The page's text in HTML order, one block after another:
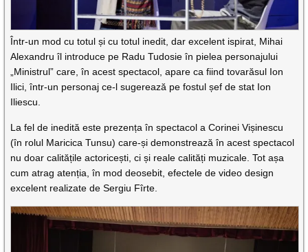
Într-un mod cu totul și cu totul inedit, dar excelent ispirat, Mihai
Alexandru îl introduce pe Radu Tudosie în pielea personajului
„Ministrul” care, în acest spectacol, apare ca fiind tovarăsul Ion
Ilici, într-un personaj ce-l sugerează pe fostul șef de stat Ion
Iliescu.
La fel de inedită este prezența în spectacol a Corinei Vișinescu
(în rolul Maricica Tunsu) care-și demonstrează în acest spectacol
nu doar calitățile actoricești, ci și reale calități muzicale. Tot așa
cum atrag atenția, în mod deosebit, efectele de video design
excelent realizate de Sergiu Fîrte.